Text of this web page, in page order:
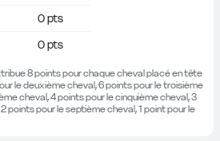
0 pts
0 pts
8 points pour chaque cheval placé en tête
le deuxième cheval, 6 points pour le troisième
cheval, 4 points pour le cinquième cheval, 3
points pour le septième cheval, 1 point pour le